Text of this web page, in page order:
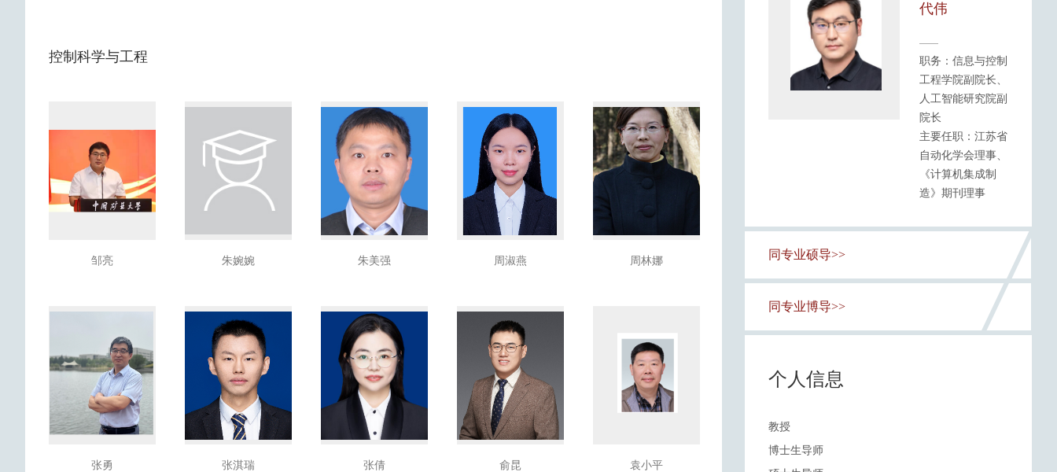
控制科学与工程
邹亮 朱婉婉 朱美强 周淑燕 周林娜
张勇 张淇瑞 张倩 俞昆 袁小平
代伟
职务：信息与控制
工程学院副院长、
人工智能研究院副
院长
主要任职：江苏省
自动化学会理事、
《计算机集成制
造》期刊理事
同专业硕导>>
同专业博导>>
个人信息
教授
博士生导师